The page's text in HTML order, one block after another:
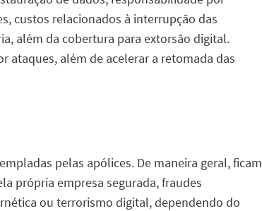
custos relacionados à interrupção das
além da cobertura para extorsão digital.
ataques, além de acelerar a retomada das
pelas apólices. De maneira geral, ficam
própria empresa segurada, fraudes
ou terrorismo digital, dependendo do